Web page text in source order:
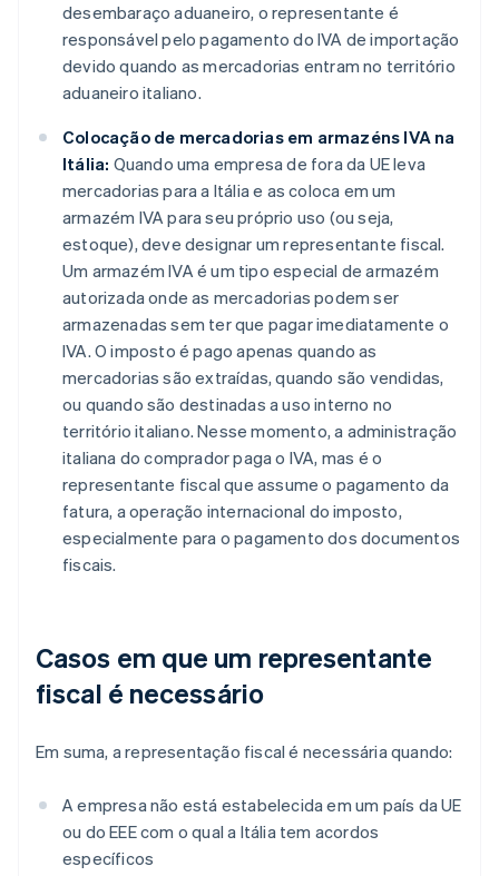
desembaraço aduaneiro, o representante é
responsável pelo pagamento do IVA de importação
devido quando as mercadorias entram no território
aduaneiro italiano.
Colocação de mercadorias em armazéns IVA na
Itália: Quando uma empresa de fora da UE leva
mercadorias para a Itália e as coloca em um
armazém IVA para seu próprio uso (ou seja,
estoque), deve designar um representante fiscal.
Um armazém IVA é um tipo especial de armazém
autorizada onde as mercadorias podem ser
armazenadas sem ter que pagar imediatamente o
IVA. O imposto é pago apenas quando as
mercadorias são extraídas, quando são vendidas,
ou quando são destinadas a uso interno no
território italiano. Nesse momento, a administração
italiana do comprador paga o IVA, mas é o
representante fiscal que assume o pagamento da
fatura, a operação internacional do imposto,
especialmente para o pagamento dos documentos
fiscais.
Casos em que um representante
fiscal é necessário
Em suma, a representação fiscal é necessária quando:
A empresa não está estabelecida em um país da UE
ou do EEE com o qual a Itália tem acordos
específicos